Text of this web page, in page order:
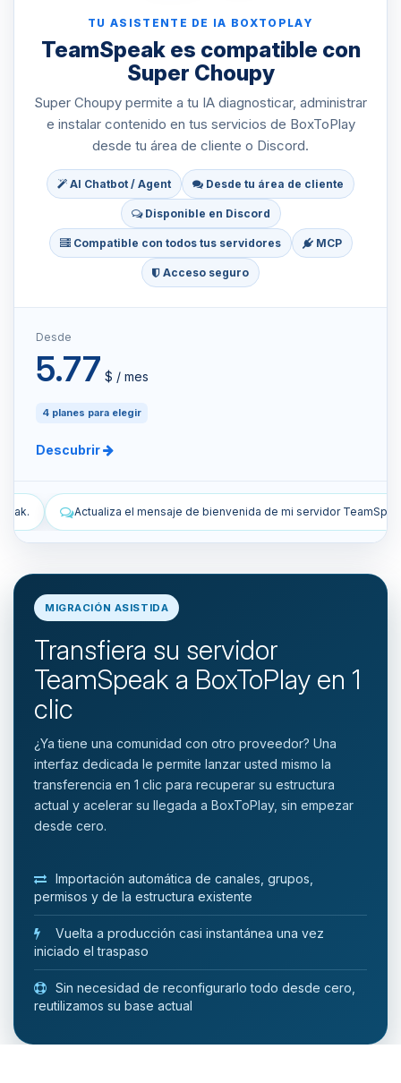
TU ASISTENTE DE IA BOXTOPLAY
TeamSpeak es compatible con
Super Choupy
Super Choupy permite a tu IA diagnosticar, administrar
e instalar contenido en tus servicios de BoxToPlay
desde tu área de cliente o Discord.
AI Chatbot / Agent Desde tu área de cliente
Disponible en Discord
Compatible con todos tus servidores MCP
Acceso seguro
Desde
5.77 $ / mes
4 planes para elegir
Descubrir
de mi servidor TeamSpeak. Lista los snapshots
MIGRACIÓN ASISTIDA
Transfiera su servidor
TeamSpeak a BoxToPlay en 1
clic
¿Ya tiene una comunidad con otro proveedor? Una
interfaz dedicada le permite lanzar usted mismo la
transferencia en 1 clic para recuperar su estructura
actual y acelerar su llegada a BoxToPlay, sin empezar
desde cero.
Importación automática de canales, grupos,
permisos y de la estructura existente
Vuelta a producción casi instantánea una vez
iniciado el traspaso
Sin necesidad de reconfigurarlo todo desde cero,
reutilizamos su base actual